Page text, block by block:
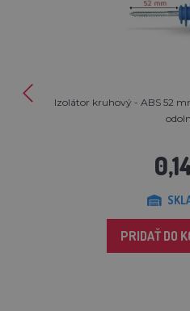
Izolátor kruhový - ABS 52
PRIDAŤ DO